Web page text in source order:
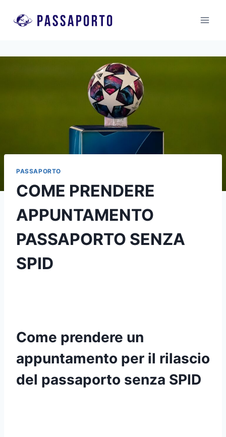
PASSAPORTO
COME PRENDERE
APPUNTAMENTO
PASSAPORTO SENZA
SPID
Come prendere un
appuntamento per il rilascio
del passaporto senza SPID